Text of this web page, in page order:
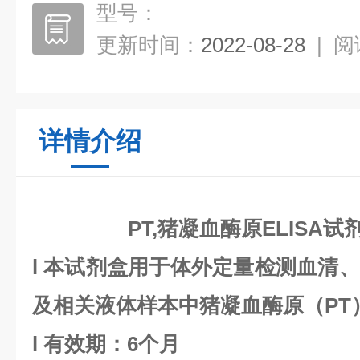
型号：
更新时间： 2022-08-28 | 阅
详情介绍
PT,猪凝血酶原ELISA试剂
l本试剂盒用于体外定量检测血清
及相关液体样本中猪凝血酶原 （PT
l 有效期：6个月